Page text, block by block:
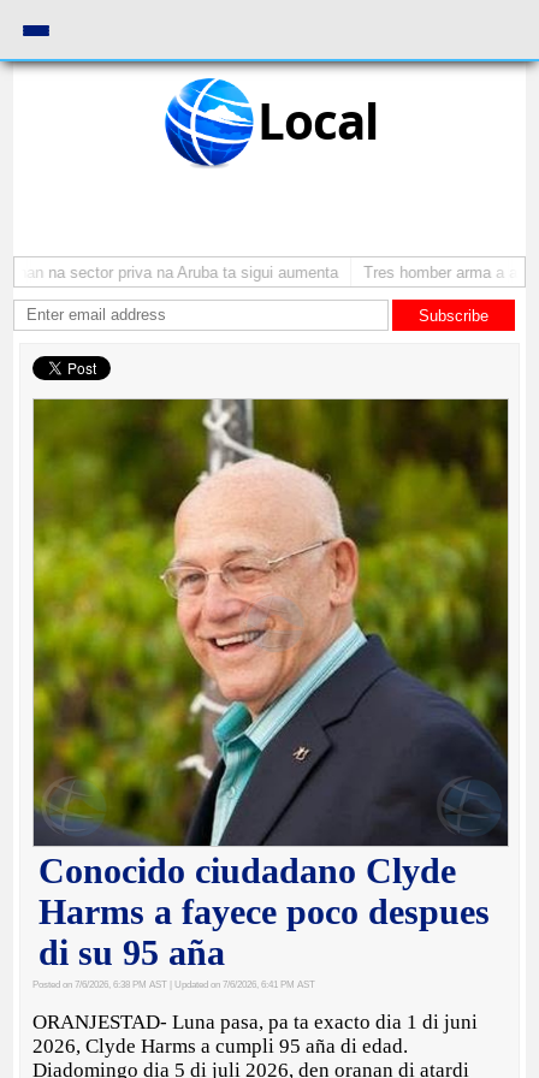
Local
na sector priva na Aruba ta sigui aumenta Tres homber arma a
Subscribe
Conocido ciudadano Clyde
Harms a fayece poco despues
di su 95 aña
Posted on 7/6/2026, 6:38 PM AST | Updated on 7/6/2026, 6:41 PM AST
ORANJESTAD- Luna pasa, pa ta exacto dia 1 di juni
2026, Clyde Harms a cumpli 95 aña di edad.
Diadomingo dia 5 di juli 2026, den oranan di atardi